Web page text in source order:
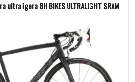
BH BIKES ULTRALIGHT SRAM